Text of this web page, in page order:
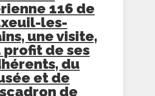
116 de
les-
une visite,
profit de ses
du
et de
de